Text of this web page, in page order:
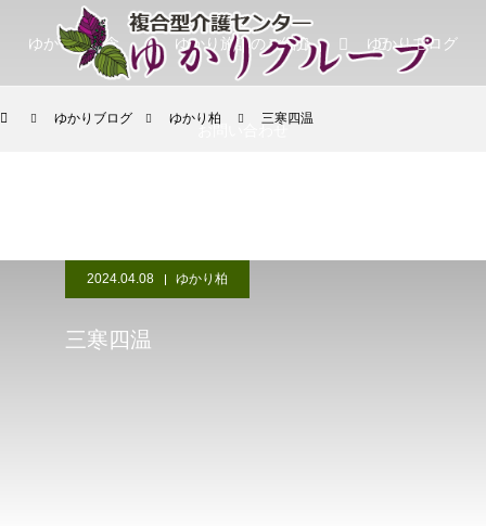
ゆかりの理念 ゆかり施設のご紹介 ゆかりブログ
お問い合わせ
ゆかりブログ ゆかり柏 三寒四温
2024.04.08 ゆかり柏
三寒四温